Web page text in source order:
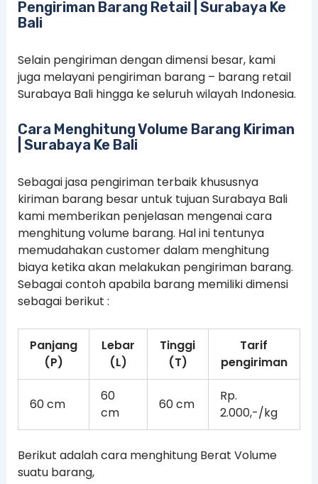
Pengiriman Barang Retail | Surabaya Ke
Bali
Selain pengiriman dengan dimensi besar, kami
juga melayani pengiriman barang – barang retail
Surabaya Bali hingga ke seluruh wilayah Indonesia.
Cara Menghitung Volume Barang Kiriman
| Surabaya Ke Bali
Sebagai jasa pengiriman terbaik khususnya
kiriman barang besar untuk tujuan Surabaya Bali
kami memberikan penjelasan mengenai cara
menghitung volume barang. Hal ini tentunya
memudahakan customer dalam menghitung
biaya ketika akan melakukan pengiriman barang.
Sebagai contoh apabila barang memiliki dimensi
sebagai berikut :
Panjang
(P)
Lebar
(L)
Tinggi
(T)
Tarif
pengiriman
60 cm
60
cm
60 cm
Rp.
2.000,-/kg
Berikut adalah cara menghitung Berat Volume
suatu barang,